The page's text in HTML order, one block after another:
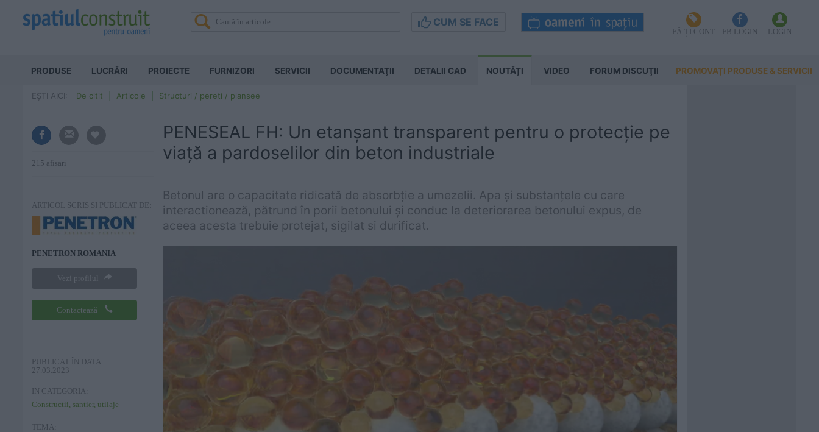
CUM SE FACE
FĂ-ȚI CONT FB LOGIN LOGIN
PRODUSE LUCRĂRI PROIECTE FURNIZORI SERVICII DOCUMENTAŢII DETALII CAD NOUTĂȚI VIDEO FORUM DISCUŢII PROMOVAȚI PRODUSE & SERVICII
EȘTI AICI: De citit Articole Structuri / pereti / plansee
215 afisari
ARTICOL SCRIS SI PUBLICAT DE:
PENETRON ROMANIA
Vezi profilul
Contactează
PUBLICAT ÎN DATA:
27.03.2023
IN CATEGORIA:
Constructii, santier, utilaje
TEMA:
PENESEAL FH: Un etanșant transparent pentru o protecție pe
viață a pardoselilor din beton industriale
Betonul are o capacitate ridicată de absorbție a umezelii. Apa și substanțele cu care
interactionează, pătrund în porii betonului și conduc la deteriorarea betonului expus, de
aceea acesta trebuie protejat, sigilat si durificat.